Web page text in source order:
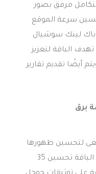
مقال سيو متكامل مرفق بصور
سرعة الموقع
وهيكلته البرمجية، ومع تقديم 350 باك لينك سوشيال
تهدف الباقة لتعزيز
أيضًا تقديم تقارير
برق
لتحسين ظهورها
الرقمي في السوق، وتستهدف هذه الباقة تحسين 35